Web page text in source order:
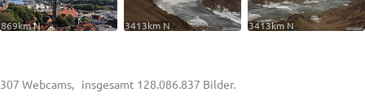
869km N 3413km N 3413km N
307 Webcams, insgesamt 128.086.837 Bilder.